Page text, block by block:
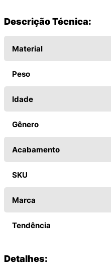
Descrição Técnica:
Material
Peso
Idade
Gênero
Acabamento
SKU
Marca
Tendência
Detalhes: